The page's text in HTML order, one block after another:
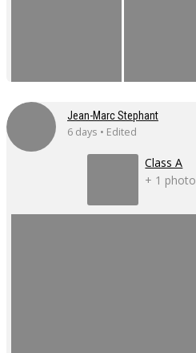
Jean-Marc Stephant
6 days • Edited
Class A
+ 1 photo